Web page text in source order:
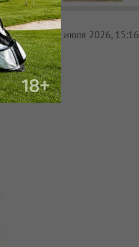
20 июля 2026, 15:16